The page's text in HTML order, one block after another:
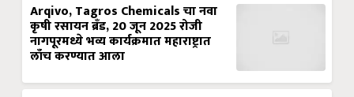
Arqivo, Tagros Chemicals चा नवा
कृषी रसायन ब्रँड, 20 जून 2025 रोजी
नागपूरमध्ये भव्य कार्यक्रमात महाराष्ट्रात
लाँच करण्यात आला